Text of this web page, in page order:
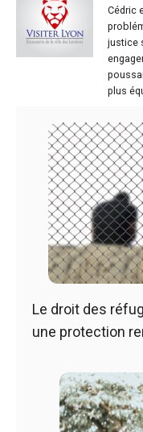
Cédric
justice
plus
Le droit des
une protection